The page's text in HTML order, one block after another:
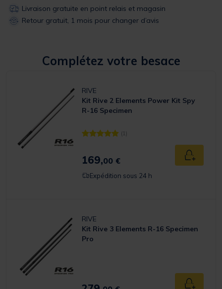
Livraison gratuite en point relais et magasin
Retour gratuit, 1 mois pour changer d’avis
Complétez votre besace
RIVE
Kit Rive 2 Elements Power Kit Spy
R-16 Specimen
[object Object] out of 5 Customer Rating
(1)
169,00 € Ajouter
Expédition sous 24 h
RIVE
Kit Rive 3 Elements R-16 Specimen
Pro